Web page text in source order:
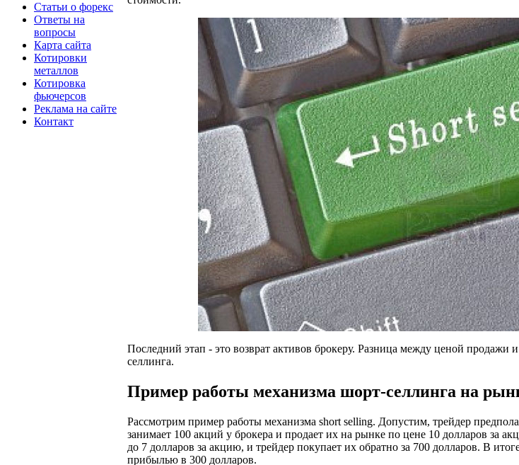
Статьи о форекс
Ответы на
вопросы
Карта сайта
Котировки
металлов
Котировка
фьючерсов
Реклама на сайте
Контакт
Последний этап - это возврат активов брокеру. Разница между ценой продажи
селлинга.
Пример работы механизма шорт-селлинга на
Рассмотрим пример работы механизма short selling. Допустим, трейдер
занимает 100 акций у брокера и продает их на рынке по цене 10 долларов за
до 7 долларов за акцию, и трейдер покупает их обратно за 700 долларов. В
прибылью в 300 долларов.